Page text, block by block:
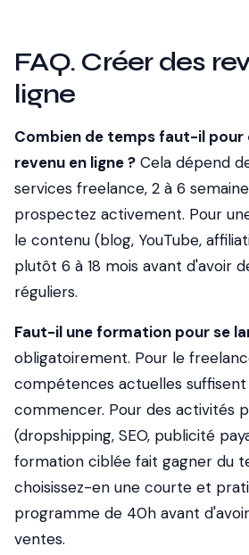
FAQ. Créer des
ligne
Combien de temps faut-il pour
revenu en ligne ? Cela dépend
services freelance, 2 à 6
prospectez activement. Pour
le contenu (blog, YouTube,
plutôt 6 à 18 mois avant d'avoir
réguliers.
Faut-il une formation pour se
obligatoirement. Pour le
compétences actuelles
commencer. Pour des activités
(dropshipping, SEO, publicité
formation ciblée fait gagner du
choisissez-en une courte et
programme de 40h avant
ventes.